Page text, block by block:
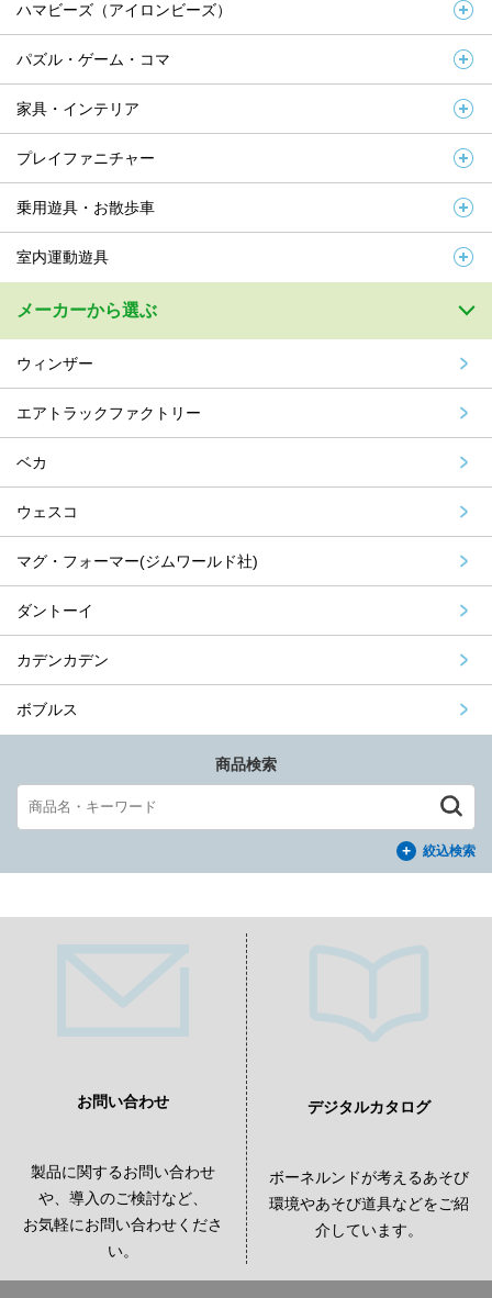
ハマビーズ（アイロンビーズ）
パズル・ゲーム・コマ
家具・インテリア
プレイファニチャー
乗用遊具・お散歩車
室内運動遊具
メーカーから選ぶ
ウィンザー
エアトラックファクトリー
ベカ
ウェスコ
マグ・フォーマー(ジムワールド社)
ダントーイ
カデンカデン
ボブルス
商品検索
絞込検索
お問い合わせ
製品に関するお問い合わせ
や、導入のご検討など、
お気軽にお問い合わせくださ
い。
デジタルカタログ
ボーネルンドが考えるあそび
環境やあそび道具などをご紹
介しています。